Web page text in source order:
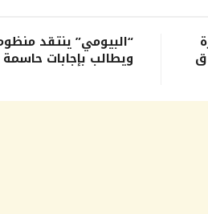
“البيومي” ينتقد
ويطالب بإجابات